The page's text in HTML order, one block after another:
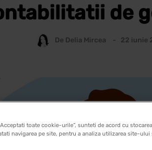
de
De Delia Mircea 22 iunie
toate cookie-urile”, sunteti de acord cu
navigarea pe site, pentru a analiza utilizarea site-